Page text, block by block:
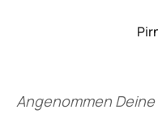
Angenommen